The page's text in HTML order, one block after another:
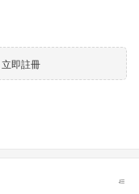
立即註冊